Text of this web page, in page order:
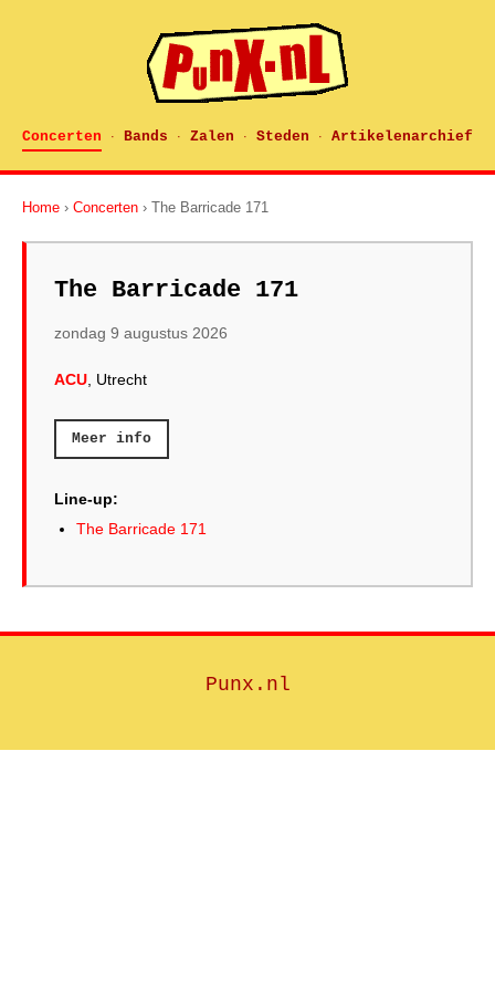
Concerten · Bands · Zalen · Steden · Artikelenarchief
Home › Concerten › The Barricade 171
The Barricade 171
zondag 9 augustus 2026
ACU , Utrecht
Meer info
Line-up:
The Barricade 171
Punx.nl